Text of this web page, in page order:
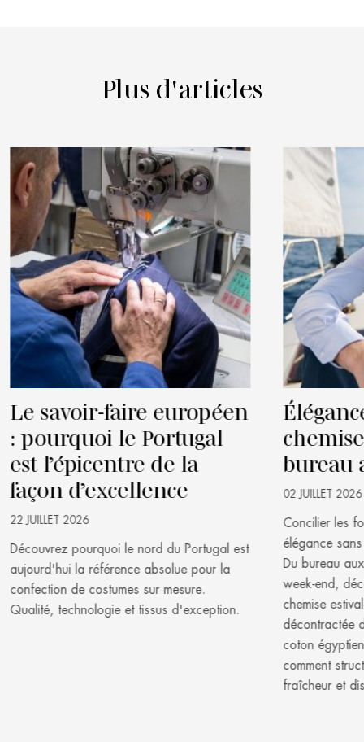
Plus d'articles
Le savoir-faire européen
: pourquoi le Portugal
est l’épicentre de la
façon d’excellence
22 JUILLET 2026
Découvrez pourquoi le nord du Portugal est
aujourd'hui la référence absolue pour la
confection de costumes sur mesure.
Qualité, technologie et tissus d'exception.
bureau
02 JUILLET 2026
Concilier les
élégance
Du bureau
week-end,
chemise
décontractée
coton
comment
fraîcheur et